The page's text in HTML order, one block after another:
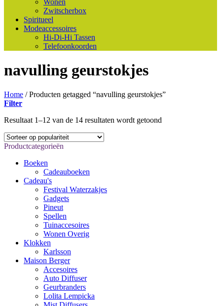
Wonen
Zwitscherbox
Spiritueel
Modeaccessoires
Hi-Di-Hi Tassen
Telefoonkoorden
navulling geurstokjes
Home /Producten getagged “navulling geurstokjes”
Filter
Resultaat 1–12 van de 14 resultaten wordt getoond
Productcategorieën
Boeken
Cadeauboeken
Cadeau's
Festival Waterzakjes
Gadgets
Pineut
Spellen
Tuinaccesoires
Wonen Overig
Klokken
Karlsson
Maison Berger
Accesoires
Auto Diffuser
Geurbranders
Lolita Lempicka